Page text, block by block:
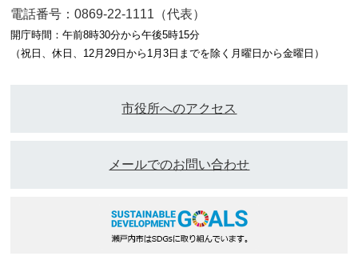
電話番号：0869-22-1111（代表）
開庁時間：午前8時30分から午後5時15分
（祝日、休日、12月29日から1月3日までを除く月曜日から金曜日）
市役所へのアクセス
メールでのお問い合わせ